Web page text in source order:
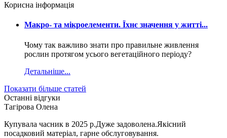
Корисна інформація
Макро- та мікроелементи. Їхнє значення у житті...
Чому так важливо знати про правильне живлення
рослин протягом усього вегетаційного періоду?
Детальніше...
Показати більше статей
Останні відгуки
Тагірова Олена
Купувала часник в 2025 р.Дуже задоволена.Якісний
посадковий матеріал, гарне обслуговування.